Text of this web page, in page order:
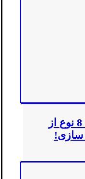
نحوه تخلیه بار کمپرسی 8 نوع از
سازی!